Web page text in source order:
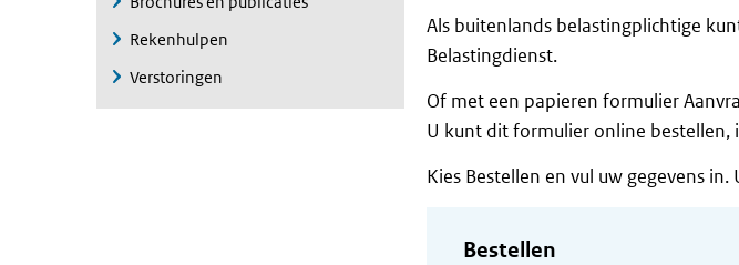
Rekenhulpen
Verstoringen
Als buitenlands belastingplichtige
Belastingdienst.
Of met een papieren formulier
U kunt dit formulier online bestellen,
Kies Bestellen en vul uw gegevens
Bestellen